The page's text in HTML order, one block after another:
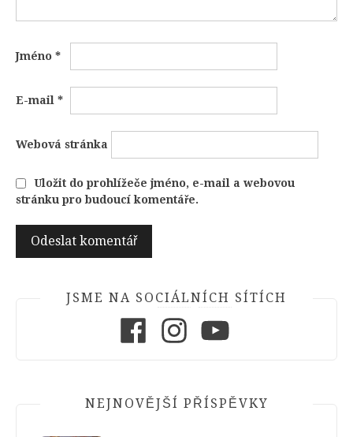
Jméno *
E-mail *
Webová stránka
Uložit do prohlížeče jméno, e-mail a webovou
stránku pro budoucí komentáře.
JSME NA SOCIÁLNÍCH SÍTÍCH
NEJNOVĚJŠÍ PŘÍSPĚVKY